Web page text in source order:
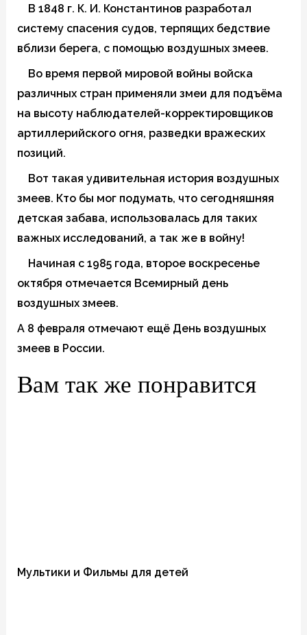
В 1848 г. К. И. Константинов разработал
систему спасения судов, терпящих бедствие
вблизи берега, с помощью воздушных змеев.
Во время первой мировой войны войска
различных стран применяли змеи для подъёма
на высоту наблюдателей-корректировщиков
артиллерийского огня, разведки вражеских
позиций.
Вот такая удивительная история воздушных
змеев. Кто бы мог подумать, что сегодняшняя
детская забава, использовалась для таких
важных исследований, а так же в войну!
Начиная с 1985 года, второе воскресенье
октября отмечается Всемирный день
воздушных змеев.
А 8 февраля отмечают ещё День воздушных
змеев в России.
Вам так же понравится
Мультики и Фильмы для детей